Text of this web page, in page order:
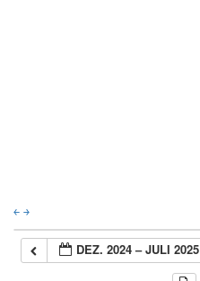
￩ ￫
DEZ. 2024 – JULI 2025